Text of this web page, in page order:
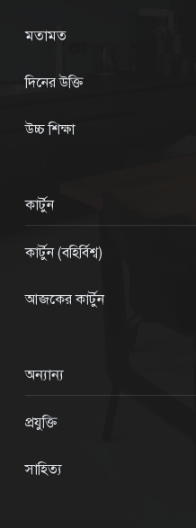
মতামত
দিনের উক্তি
উচ্চ শিক্ষা
কার্টুন
কার্টুন (বহির্বিশ্ব)
আজকের কার্টুন
অন্যান্য
প্রযুক্তি
সাহিত্য